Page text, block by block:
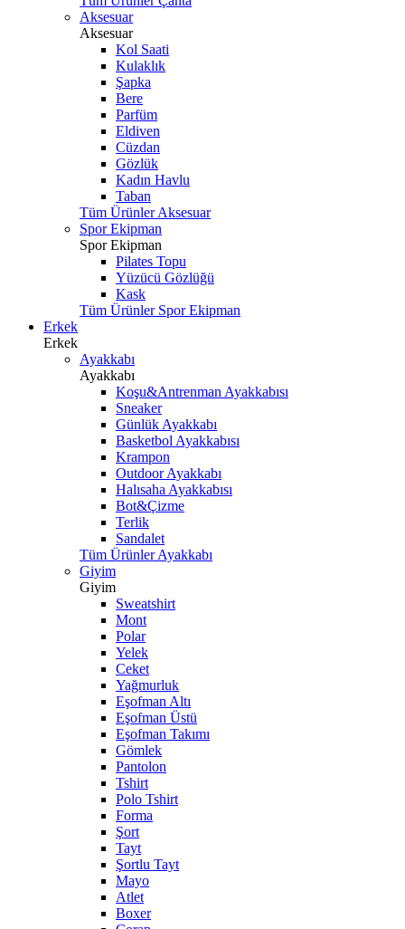
Aksesuar
Aksesuar
Kol Saati
Kulaklık
Şapka
Bere
Parfüm
Eldiven
Cüzdan
Gözlük
Kadın Havlu
Taban
Tüm Ürünler Aksesuar
Spor Ekipman
Spor Ekipman
Pilates Topu
Yüzücü Gözlüğü
Kask
Tüm Ürünler Spor Ekipman
Erkek
Erkek
Ayakkabı
Ayakkabı
Koşu&Antrenman Ayakkabısı
Sneaker
Günlük Ayakkabı
Basketbol Ayakkabısı
Krampon
Outdoor Ayakkabı
Halısaha Ayakkabısı
Bot&Çizme
Terlik
Sandalet
Tüm Ürünler Ayakkabı
Giyim
Giyim
Sweatshirt
Mont
Polar
Yelek
Ceket
Yağmurluk
Eşofman Altı
Eşofman Üstü
Eşofman Takımı
Gömlek
Pantolon
Tshirt
Polo Tshirt
Forma
Şort
Tayt
Şortlu Tayt
Mayo
Atlet
Boxer